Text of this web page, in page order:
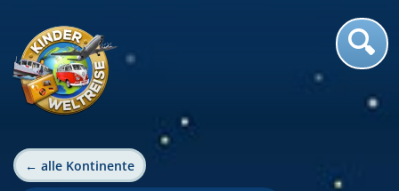
← alle Kontinente